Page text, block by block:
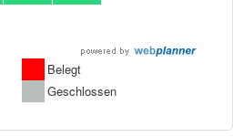
Belegt
Geschlossen